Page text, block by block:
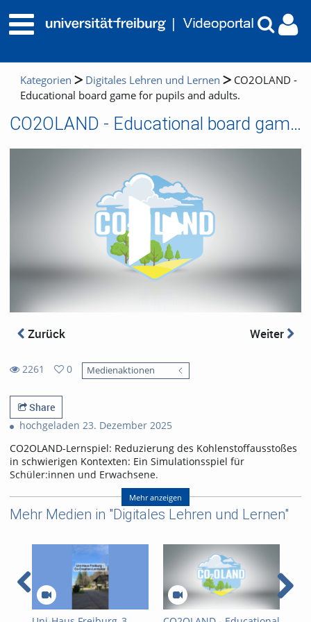
Kategorien Digitales Lehren und Lernen
CO2OLAND -
Educational board game for pupils and adults.
CO2OLAND - Educational board game for pupils and adults.
Zurück Weiter
2261
views
0
favorites
Medienaktionen
Share
hochgeladen 23. Dezember 2025
CO2OLAND-Lernspiel: Reduzierung des Kohlenstoffausstoßes
in schwierigen Kontexten: Ein Simulationsspiel für
Schüler:innen und Erwachsene.
CO2OLAND educational game: Reducing carbon emissions in
difficult contexts: A simulation game for schoolchildren and
adults.
Referent/in:
Produced by Yannick Noah
Layer
Mehr anzeigen
Mehr Medien in "Digitales Lehren und Lernen"